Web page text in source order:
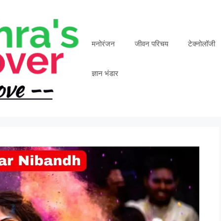
मनोरंजन जीवन परिचय टेक्नोलॉजी
ज्ञान भंडार